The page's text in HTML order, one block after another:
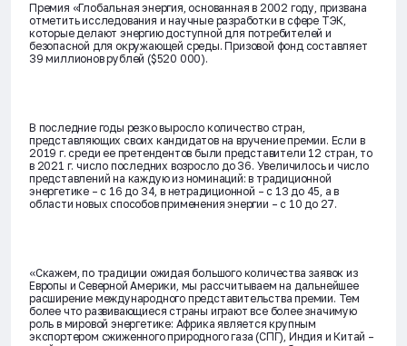
Премия «Глобальная энергия, основанная в 2002 году, призвана
отметить исследования и научные разработки в сфере ТЭК,
которые делают энергию доступной для потребителей и
безопасной для окружающей среды. Призовой фонд составляет
39 миллионов рублей ($520 000).
В последние годы резко выросло количество стран,
представляющих своих кандидатов на вручение премии. Если в
2019 г. среди ее претендентов были представители 12 стран, то
в 2021 г. число последних возросло до 36. Увеличилось и число
представлений на каждую из номинаций: в традиционной
энергетике – с 16 до 34, в нетрадиционной – с 13 до 45, а в
области новых способов применения энергии – с 10 до 27.
«Скажем, по традиции ожидая большого количества заявок из
Европы и Северной Америки, мы рассчитываем на дальнейшее
расширение международного представительства премии. Тем
более что развивающиеся страны играют все более значимую
роль в мировой энергетике: Африка является крупным
экспортером сжиженного природного газа (СПГ), Индия и Китай –